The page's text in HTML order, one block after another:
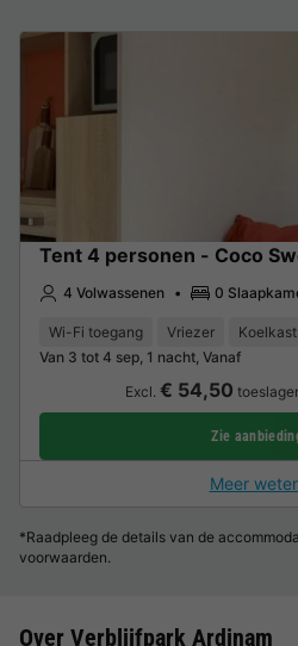
Tent 4 personen - Coco
4 Volwassenen 0
Wi-Fi toegang Vriezer Koelkast
Van 3 tot 4 sep, 1 nacht, Vanaf
Excl. € 54,50
Zie
Meer
*Raadpleeg de details van de
voorwaarden.
Over Verblijfpark Ardinam